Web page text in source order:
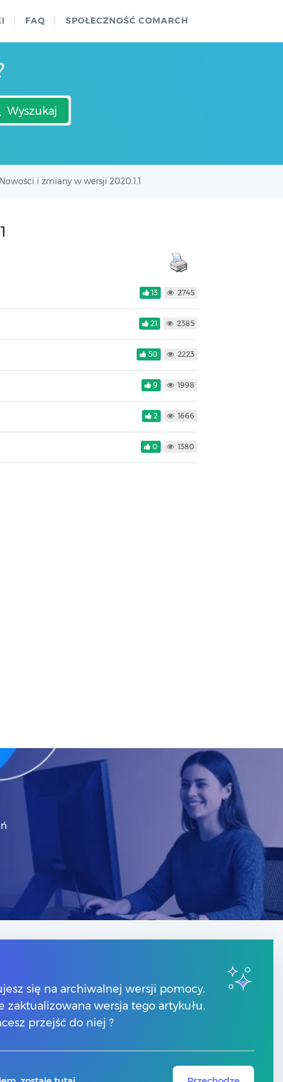
FAQ SPOŁECZNOŚĆ COMARCH
Wyszukaj
Nowości i zmiany w wersji 2020.1.1
13 2745
21 2385
50 2223
9 1998
2 1666
0 1380
Numery telefonów
Znajdź Partnera Comarch
Formularz kontaktowy
się na archiwalnej wersji pomocy.
zaktualizowana wersja tego artykułu.
przejść do niej ?